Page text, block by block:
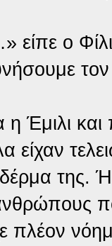
είπε ο
η Έμιλι
είχαν
της.
πλέον